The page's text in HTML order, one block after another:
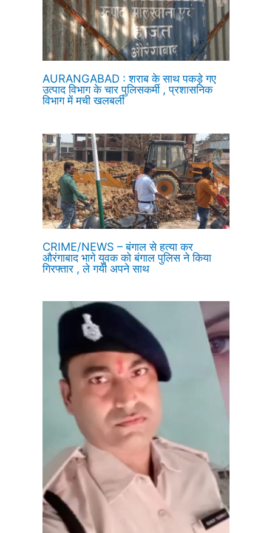
AURANGABAD : शराब के साथ पकड़े गए
उत्पाद विभाग के चार पुलिसकर्मी , प्रशासनिक
विभाग में मची खलबली
CRIME/NEWS – बंगाल से हत्या कर
औरंगाबाद भागे युवक को बंगाल पुलिस ने किया
गिरफ्तार , ले गयी अपने साथ